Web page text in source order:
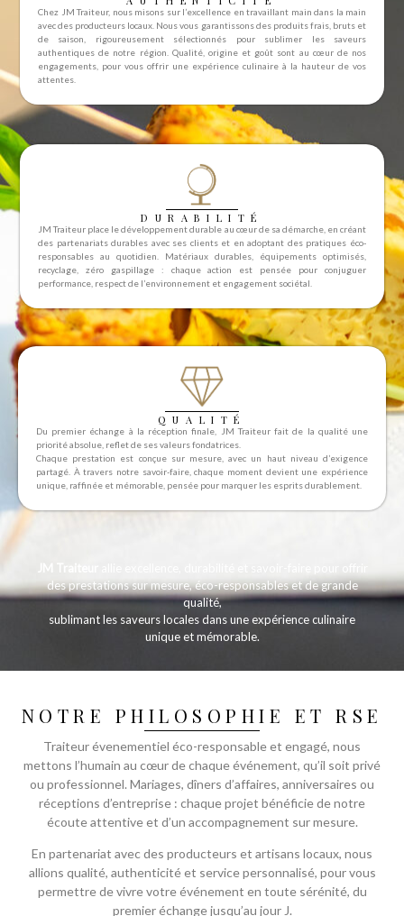
Chez JM Traiteur, nous misons sur l’excellence en travaillant main dans la main
avec des producteurs locaux. Nous vous garantissons des produits frais, bruts et
de saison, rigoureusement sélectionnés pour sublimer les saveurs
authentiques de notre région. Qualité, origine et goût sont au cœur de nos
engagements, pour vous offrir une expérience culinaire à la hauteur de vos
attentes.
DURABILITÉ
JM Traiteur place le développement durable au cœur de sa démarche, en créant
des partenariats durables avec ses clients et en adoptant des pratiques éco-
responsables au quotidien. Matériaux durables, équipements optimisés,
recyclage, zéro gaspillage : chaque action est pensée pour conjuguer
performance, respect de l’environnement et engagement sociétal.
QUALITÉ
Du premier échange à la réception finale, JM Traiteur fait de la qualité une
priorité absolue, reflet de ses valeurs fondatrices.
Chaque prestation est conçue sur mesure, avec un haut niveau d’exigence
partagé. À travers notre savoir-faire, chaque moment devient une expérience
unique, raffinée et mémorable, pensée pour marquer les esprits durablement.
JM Traiteur
des prestations sur mesure, éco-responsables et de grande
qualité,
sublimant les saveurs locales dans une expérience culinaire
unique et mémorable.
NOTRE PHILOSOPHIE ET RSE
Traiteur évenementiel éco-responsable et engagé, nous
mettons l’humain au cœur de chaque événement, qu’il soit privé
ou professionnel. Mariages, dîners d’affaires, anniversaires ou
réceptions d’entreprise : chaque projet bénéficie de notre
écoute attentive et d’un accompagnement sur mesure.
En partenariat avec des producteurs et artisans locaux, nous
allions qualité, authenticité et service personnalisé, pour vous
permettre de vivre votre événement en toute sérénité, du
premier échange jusqu’au jour J.